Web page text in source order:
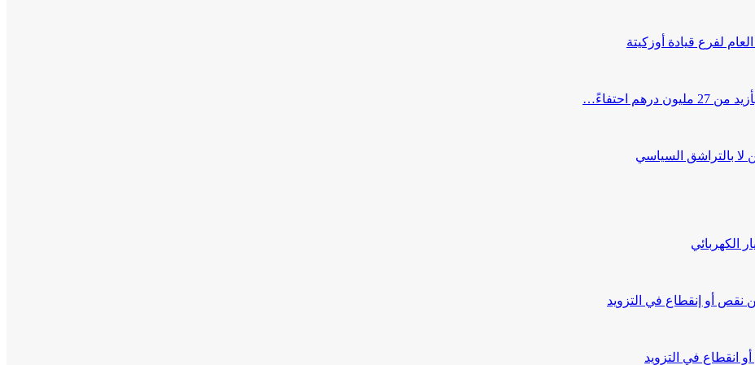
لفرع قيادة أوزكيتة
احتفاءً…
بالتراشق السياسي
الكهربائي
أو إنقطاع في التزويد
انقطاع في التزويد